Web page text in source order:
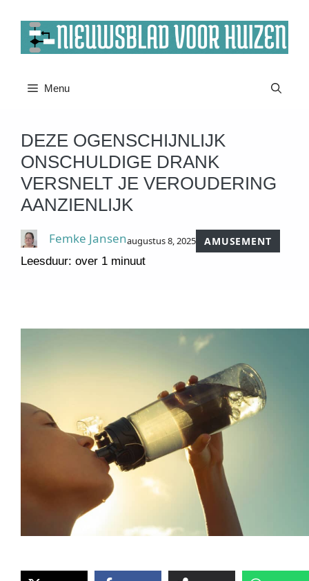
naar
Menu
DEZE OGENSCHIJNLIJK
ONSCHULDIGE DRANK
VERSNELT JE VEROUDERING
AANZIENLIJK
Femke Jansenaugustus 8, 2025
AMUSEMENT
Leesduur: over 1 minuut